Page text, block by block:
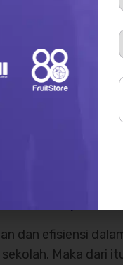
penting bagi
merupakan
karena itu,
berjalan dengan
dan efisiensi
Maka dari